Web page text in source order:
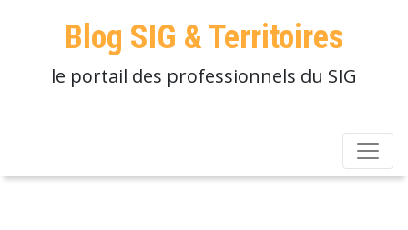
Blog SIG & Territoires
le portail des professionnels du SIG